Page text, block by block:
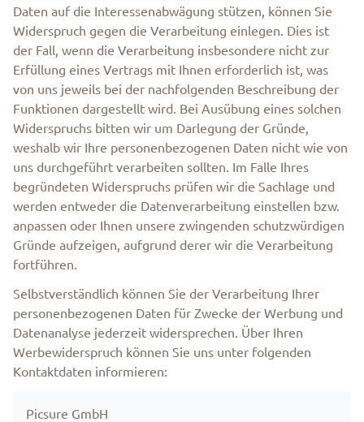
Daten auf die Interessenabwägung stützen, können Sie
Widerspruch gegen die Verarbeitung einlegen. Dies ist
der Fall, wenn die Verarbeitung insbesondere nicht zur
Erfüllung eines Vertrags mit Ihnen erforderlich ist, was
von uns jeweils bei der nachfolgenden Beschreibung der
Funktionen dargestellt wird. Bei Ausübung eines solchen
Widerspruchs bitten wir um Darlegung der Gründe,
weshalb wir Ihre personenbezogenen Daten nicht wie von
uns durchgeführt verarbeiten sollten. Im Falle Ihres
begründeten Widerspruchs prüfen wir die Sachlage und
werden entweder die Datenverarbeitung einstellen bzw.
anpassen oder Ihnen unsere zwingenden schutzwürdigen
Gründe aufzeigen, aufgrund derer wir die Verarbeitung
fortführen.
Selbstverständlich können Sie der Verarbeitung Ihrer
personenbezogenen Daten für Zwecke der Werbung und
Datenanalyse jederzeit widersprechen. Über Ihren
Werbewiderspruch können Sie uns unter folgenden
Kontaktdaten informieren:
Picsure GmbH